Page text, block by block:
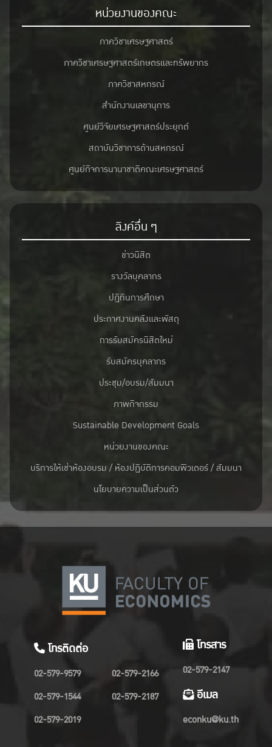
หน่วยงานของคณะ
ภาควิชาเศรษฐศาสตร์
ภาควิชาเศรษฐศาสตร์เกษตรและทรัพยากร
ภาควิชาสหกรณ์
สำนักงานเลขานุการ
ศูนย์วิจัยเศรษฐศาสตร์ประยุกต์
สถาบันวิชาการด้านสหกรณ์
ศูนย์กิจการนานาชาติคณะเศรษฐศาสตร์
ลิงค์อื่น ๆ
ข่าวนิสิต
รางวัลบุคลากร
ปฎิทินการศึกษา
ประกาศงานคลังและพัสดุ
การรับสมัครนิสิตใหม่
รับสมัครบุคลากร
ประชุม/อบรม/สัมมนา
ภาพกิจกรรม
Sustainable Development Goals
หน่วยงานของคณะ
บริการให้เช่าห้องอบรม / ห้องปฏิบัติการคอมพิวเตอร์ / สัมมนา
นโยบายความเป็นส่วนตัว
โทรติดต่อ
02-579-9579
02-579-1544
02-579-2019
02-579-2166
02-579-2187
โทรสาร
02-579-2147
อีเมล
econku@ku.th